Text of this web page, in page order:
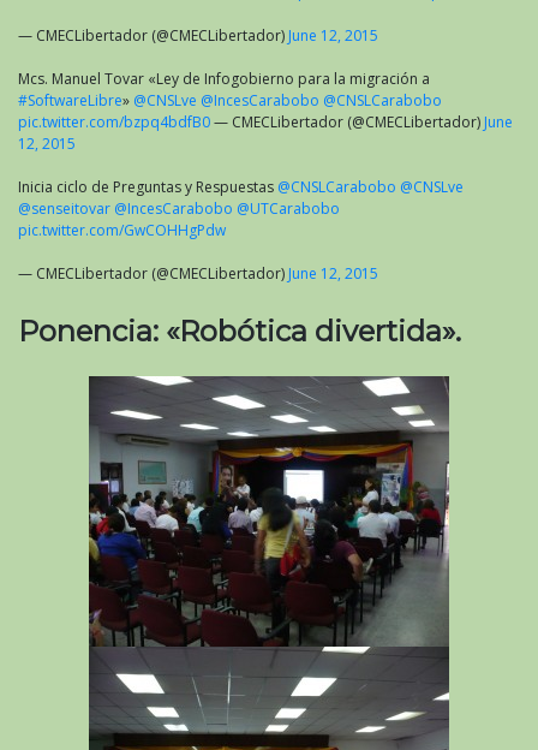
— CMECLibertador (@CMECLibertador) June 12, 2015
Mcs. Manuel Tovar «Ley de Infogobierno para la migración a
#SoftwareLibre» @CNSLve @IncesCarabobo @CNSLCarabobo
pic.twitter.com/bzpq4bdfB0— CMECLibertador (@CMECLibertador) June
12, 2015
Inicia ciclo de Preguntas y Respuestas @CNSLCarabobo @CNSLve
@senseitovar @IncesCarabobo @UTCarabobo
pic.twitter.com/GwCOHHgPdw
— CMECLibertador (@CMECLibertador) June 12, 2015
Ponencia: «Robótica divertida».